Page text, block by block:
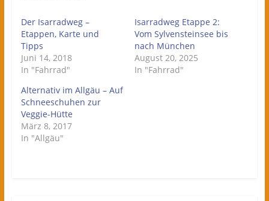
Der Isarradweg –
Etappen, Karte und
Tipps
Juni 14, 2018
In "Fahrrad"
Isarradweg Etappe 2:
Vom Sylvensteinsee bis
nach München
August 20, 2025
In "Fahrrad"
Alternativ im Allgäu – Auf
Schneeschuhen zur
Veggie-Hütte
März 8, 2017
In "Allgäu"